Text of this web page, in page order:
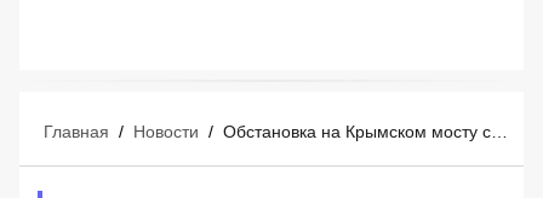
Главная / Новости /